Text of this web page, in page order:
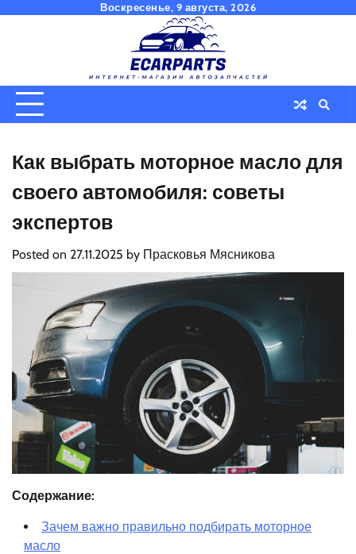
Воскресенье, 9 августа, 2026
Как выбрать моторное масло для
своего автомобиля: советы
экспертов
Posted on 27.11.2025 by Прасковья Мясникова
Содержание:
Зачем важно правильно подбирать моторное
масло